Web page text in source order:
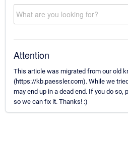
Attention
This article was migrated from our old
(https://kb.paessler.com). While we
may end up in a dead end. If you do
so we can fix it. Thanks! :)